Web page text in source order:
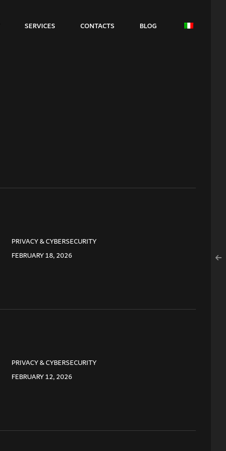
SERVICES CONTACTS BLOG
PRIVACY & CYBERSECURITY
FEBRUARY 18, 2026
PRIVACY & CYBERSECURITY
FEBRUARY 12, 2026